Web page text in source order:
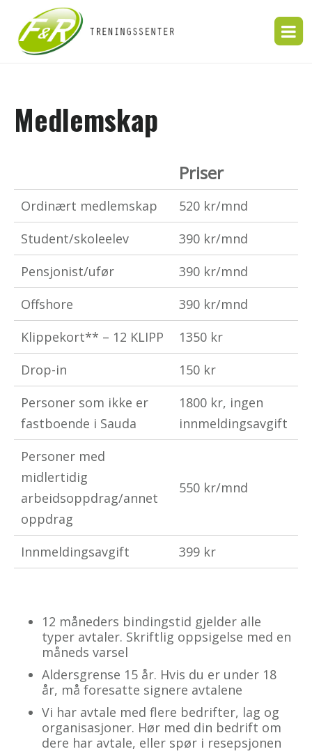
Medlemskap
Priser
Ordinært medlemskap
520 kr/mnd
Student/skoleelev
390 kr/mnd
Pensjonist/ufør
390 kr/mnd
Offshore
390 kr/mnd
Klippekort** – 12 KLIPP
1350 kr
Drop-in
150 kr
Personer som ikke er
fastboende i Sauda
1800 kr, ingen
innmeldingsavgift
Personer med
midlertidig
arbeidsoppdrag/annet
oppdrag
550 kr/mnd
Innmeldingsavgift 399 kr
12 måneders bindingstid gjelder alle
typer avtaler. Skriftlig oppsigelse med en
måneds varsel
Aldersgrense 15 år. Hvis du er under 18
år, må foresatte signere avtalene
Vi har avtale med flere bedrifter, lag og
organisasjoner. Hør med din bedrift om
dere har avtale, eller spør i resepsjonen